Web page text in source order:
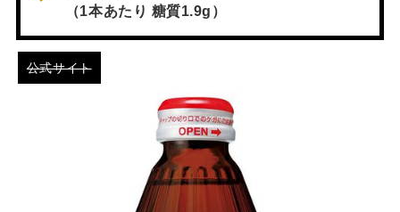
（1本あたり 糖質1.9g）
公式サイト